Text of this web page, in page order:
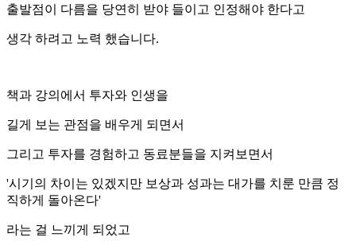
출발점이 다름을 당연히 받야 들이고 인정해야 한다고
생각 하려고 노력 했습니다.
책과 강의에서 투자와 인생을
길게 보는 관점을 배우게 되면서
그리고 투자를 경험하고 동료분들을 지켜보면서
'시기의 차이는 있겠지만 보상과 성과는 대가를 치룬 만큼 정
직하게 돌아온다'
라는 걸 느끼게 되었고